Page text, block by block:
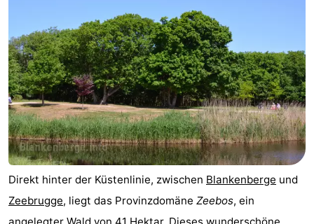
Medizin
Adressen
Region
Zeeland
Walcheren
-
Veere
-
Domburg
-
Direkt hinter der Küstenlinie, zwischen Blankenberge und
Zeebrugge, liegt das Provinzdomäne Zeebos, ein
angelegter Wald von 41 Hektar. Dieses wunderschöne